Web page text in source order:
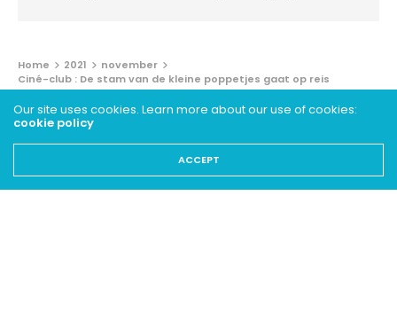
Home 2021
november
Ciné-club : De stam van de kleine poppetjes gaat op reis
JEUGD - ARCHIEVEN
Ciné-club : De stam van de
kleine poppetjes gaat op reis
Our site uses cookies. Learn more about our use of cookies:
cookie policy
ACCEPT